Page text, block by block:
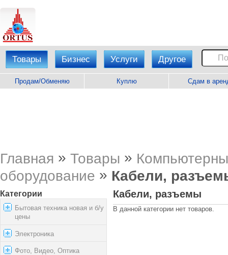
Товары Бизнес Услуги Другое
Продам/Обменяю Куплю Сдам в
Главная » Товары »
оборудование » Кабели,
Категории
Бытовая техника новая и б/у
цены
Электроника
Фото, Видео, Оптика
Кабели, разъемы
В данной категории нет товаров.